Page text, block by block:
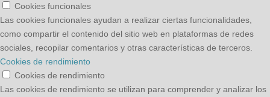
Cookies funcionales
Las cookies funcionales ayudan a realizar ciertas funcionalidades,
como compartir el contenido del sitio web en plataformas de redes
sociales, recopilar comentarios y otras características de terceros.
Cookies de rendimiento
Cookies de rendimiento
Las cookies de rendimiento se utilizan para comprender y analizar los